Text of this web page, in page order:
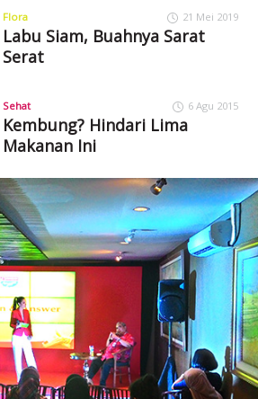
Flora 21 Mei 2019
Labu Siam, Buahnya Sarat
Serat
Sehat 6 Agu 2015
Kembung? Hindari Lima
Makanan Ini